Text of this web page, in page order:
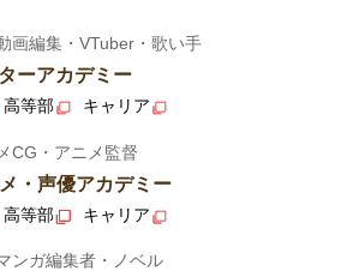
画編集・VTuber・歌い手
ーアカデミー
高等部 キャリア
CG・アニメ監督
・声優アカデミー
高等部 キャリア
ンガ編集者・ノベル